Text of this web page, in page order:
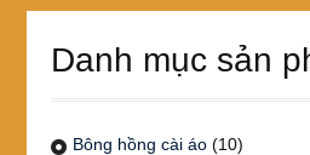
Danh mục sản
Bông hồng cài áo (10)